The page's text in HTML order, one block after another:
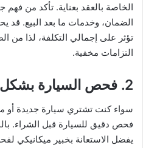
الخاصة بالعقد بعناية. تأكد من فهم
الضمان، وخدمات ما بعد البيع. قد
تؤثر على إجمالي التكلفة، لذا من
التزامات مخفية.
2. فحص السيارة بشكل دقيق
سواء كنت تشتري سيارة جديدة أو
فحص دقيق للسيارة قبل الشراء.
يفضل الاستعانة بخبير ميكانيكي